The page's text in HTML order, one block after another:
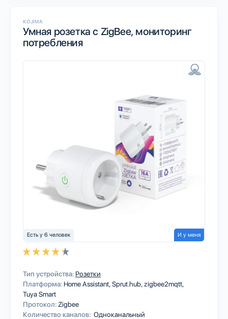
KOJIMA
Умная розетка с ZigBee, мониторинг
потребления
Есть у 6 человек И у меня
Тип устройства: Розетки
Платформа: Home AssistantSprut.hubzigbee2mqtt
Tuya Smart
Протокол: Zigbee
Количество каналов: Одноканальный